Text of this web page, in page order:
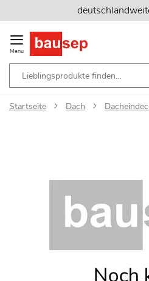
Inhalt
springen
Menu
Startseite Dach